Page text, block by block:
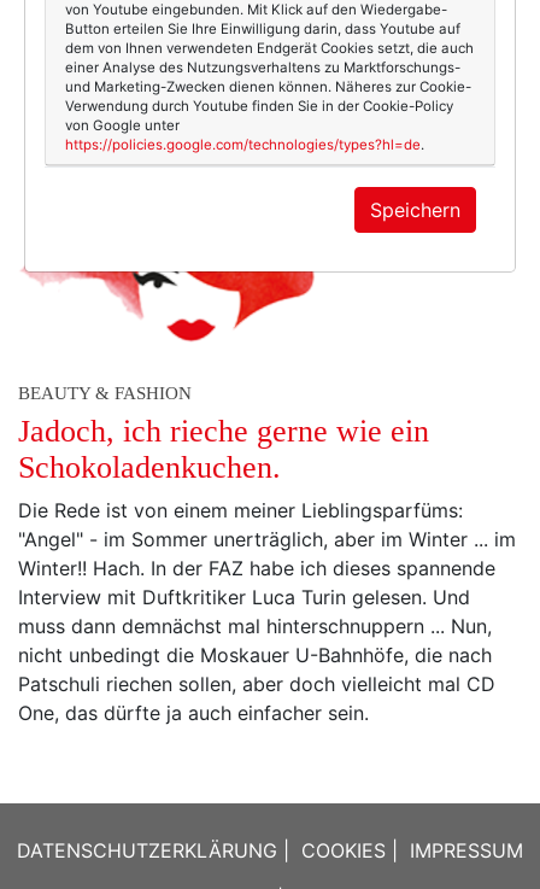
BEAUTY & FASHION
Jadoch, ich rieche gerne wie ein
Schokoladenkuchen.
Die Rede ist von einem meiner Lieblingsparfüms:
"Angel" - im Sommer unerträglich, aber im Winter ... im
Winter!! Hach. In der FAZ habe ich dieses spannende
Interview mit Duftkritiker Luca Turin gelesen. Und
muss dann demnächst mal hinterschnuppern ... Nun,
nicht unbedingt die Moskauer U-Bahnhöfe, die nach
Patschuli riechen sollen, aber doch vielleicht mal CD
One, das dürfte ja auch einfacher sein.
DATENSCHUTZERKLÄRUNG COOKIES
IMPRESSUM
von Youtube eingebunden. Mit Klick auf den Wiedergabe-
Button erteilen Sie Ihre Einwilligung darin, dass Youtube auf
dem von Ihnen verwendeten Endgerät Cookies setzt, die auch
einer Analyse des Nutzungsverhaltens zu Marktforschungs-
und Marketing-Zwecken dienen können. Näheres zur Cookie-
Verwendung durch Youtube finden Sie in der Cookie-Policy
von Google unter
https://policies.google.com/technologies/types?hl=de.
Speichern